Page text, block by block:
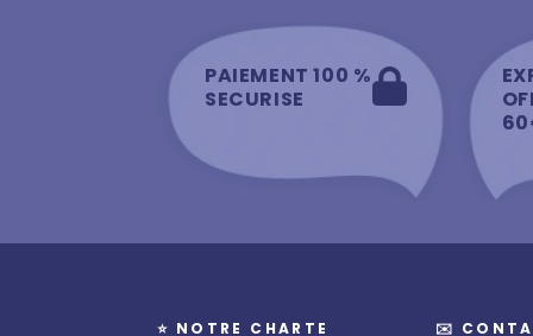
PAIEMENT 100 %
SECURISE
⭐️ NOTRE CHARTE ✉️